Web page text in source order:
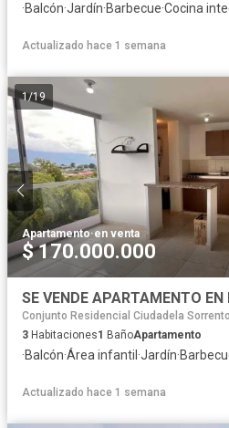
·Balcón·Jardín·Barbecue·Cocina
Actualizado hace 1 semana
1/19
Apartamento·en venta
$ 170.000.000
SE VENDE APARTAMENTO EN
Conjunto Residencial Ciudadela Sorrento
3 Habitaciones1 BañoApartamento
·Balcón·Área infantil ·Jardín·
Actualizado hace 1 semana